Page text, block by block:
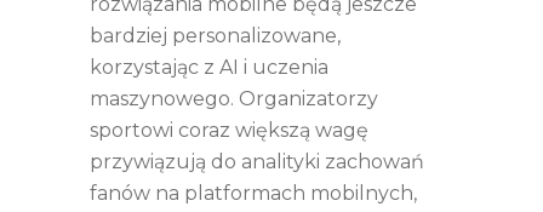
bardziej personalizowane,
korzystając z AI i uczenia
maszynowego. Organizatorzy
sportowi coraz większą wagę
przywiązują do analityki zachowań
fanów na platformach mobilnych,